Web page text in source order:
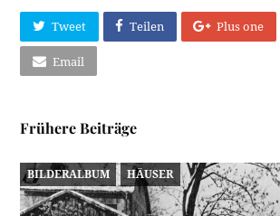
Tweet Teilen Plus one
Email
Frühere Beiträge
BILDERALBUM HÄUSER